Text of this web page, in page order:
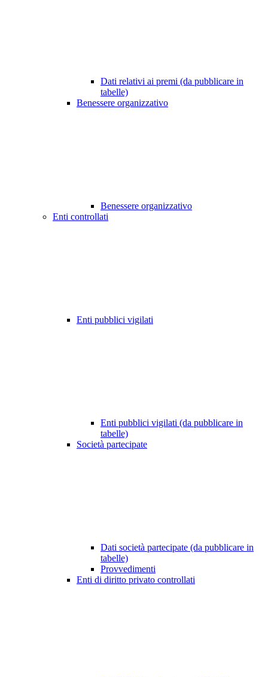
Dati relativi ai premi (da pubblicare in
tabelle)
Benessere organizzativo
Benessere organizzativo
Enti controllati
Enti pubblici vigilati
Enti pubblici vigilati (da pubblicare in
tabelle)
Società partecipate
Dati società partecipate (da pubblicare in
tabelle)
Provvedimenti
Enti di diritto privato controllati